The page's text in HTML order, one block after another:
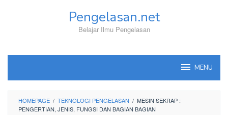
Pengelasan.net
Belajar Ilmu Pengelasan
MENU
HOMEPAGE / TEKNOLOGI PENGELASAN / MESIN SEKRAP :
PENGERTIAN, JENIS, FUNGSI DAN BAGIAN BAGIAN